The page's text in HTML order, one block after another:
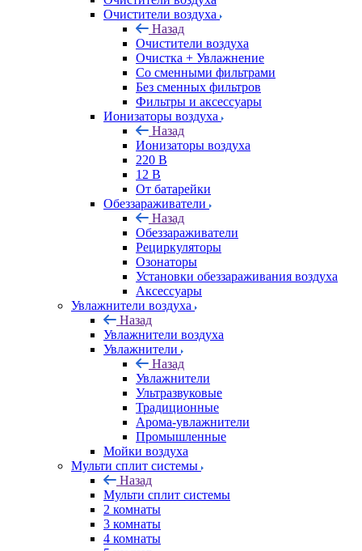
Очистители воздуха
Назад
Очистители воздуха
Очистка + Увлажнение
Cо сменными фильтрами
Без сменных фильтров
Фильтры и аксессуары
Ионизаторы воздуха
Назад
Ионизаторы воздуха
220 В
12 В
От батарейки
Обеззараживатели
Назад
Обеззараживатели
Рециркуляторы
Озонаторы
Установки обеззараживания воздуха
Аксессуары
Увлажнители воздуха
Назад
Увлажнители воздуха
Увлажнители
Назад
Увлажнители
Ультразвуковые
Традиционные
Арома-увлажнители
Промышленные
Мойки воздуха
Мульти сплит системы
Назад
Мульти сплит системы
2 комнаты
3 комнаты
4 комнаты